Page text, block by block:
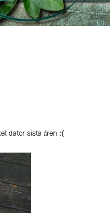
dator sista åren :(